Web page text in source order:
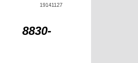
19141127
8830-